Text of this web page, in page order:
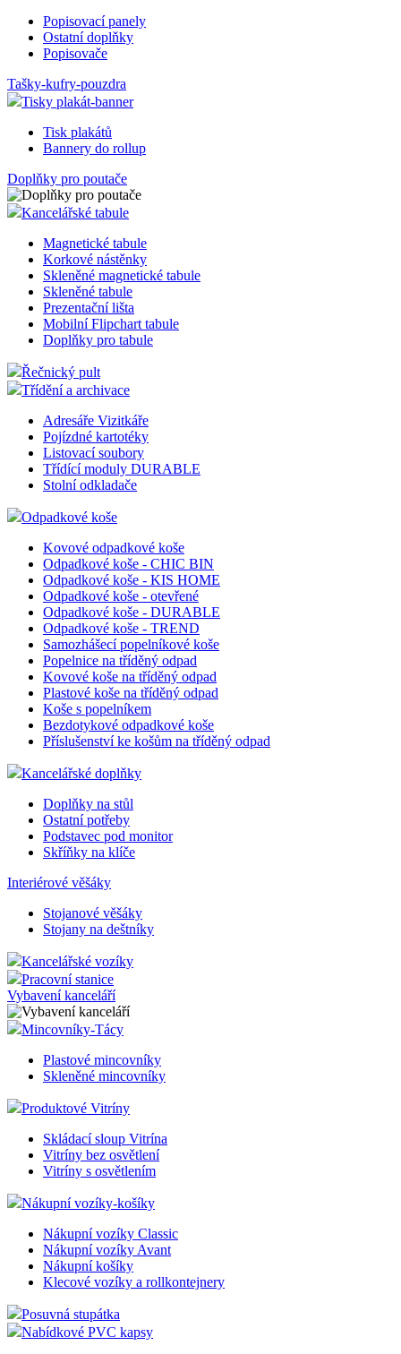
Popisovací panely
Ostatní doplňky
Popisovače
Tašky-kufry-pouzdra
Tisky plakát-banner
Tisk plakátů
Bannery do rollup
Doplňky pro poutače
Kancelářské tabule
Magnetické tabule
Korkové nástěnky
Skleněné magnetické tabule
Skleněné tabule
Prezentační lišta
Mobilní Flipchart tabule
Doplňky pro tabule
Řečnický pult
Třídění a archivace
Adresáře Vizitkáře
Pojízdné kartotéky
Listovací soubory
Třídící moduly DURABLE
Stolní odkladače
Odpadkové koše
Kovové odpadkové koše
Odpadkové koše - CHIC BIN
Odpadkové koše - KIS HOME
Odpadkové koše - otevřené
Odpadkové koše - DURABLE
Odpadkové koše - TREND
Samozhášecí popelníkové koše
Popelnice na tříděný odpad
Kovové koše na tříděný odpad
Plastové koše na tříděný odpad
Koše s popelníkem
Bezdotykové odpadkové koše
Příslušenství ke košům na tříděný odpad
Kancelářské doplňky
Doplňky na stůl
Ostatní potřeby
Podstavec pod monitor
Skříňky na klíče
Interiérové věšáky
Stojanové věšáky
Stojany na deštníky
Kancelářské vozíky
Pracovní stanice
Vybavení kanceláří
Mincovníky-Tácy
Plastové mincovníky
Skleněné mincovníky
Produktové Vitríny
Skládací sloup Vitrína
Vitríny bez osvětlení
Vitríny s osvětlením
Nákupní vozíky-košíky
Nákupní vozíky Classic
Nákupní vozíky Avant
Nákupní košíky
Klecové vozíky a rollkontejnery
Posuvná stupátka
Nabídkové PVC kapsy